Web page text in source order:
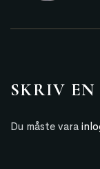
SKRIV
Du måste vara